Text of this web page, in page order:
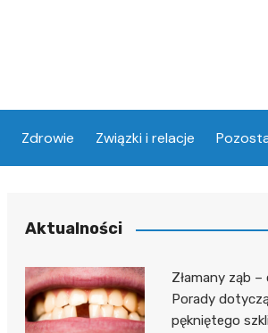
Zdrowie Związki i relacje
Aktualności
Złamany ząb
Porady
pękniętego